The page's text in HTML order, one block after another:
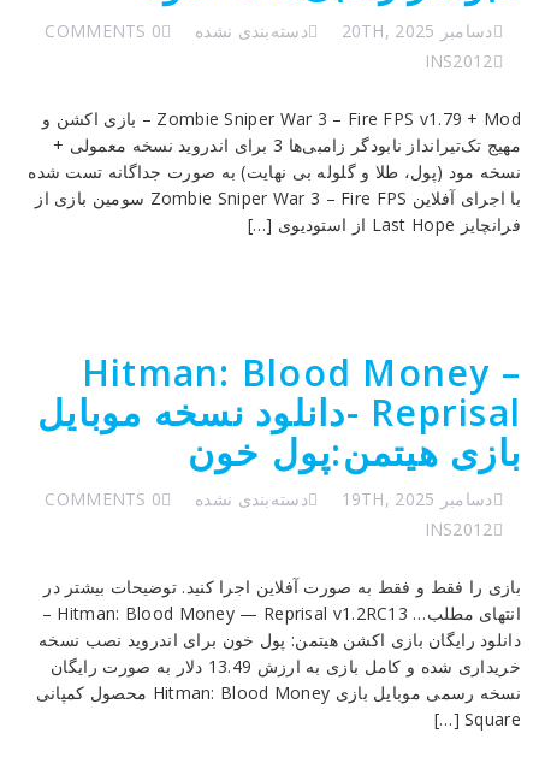
دسامبر 20TH, 2025 دسته‌بندی نشده
0 COMMENTS
INS2012
Zombie Sniper War 3 – Fire FPS v1.79 + Mod – بازی اکشن و
مهیج تک‌تیرانداز نابودگر زامبی‌ها 3 برای اندروید نسخه معمولی +
نسخه مود (پول، طلا و گلوله بی نهایت) به صورت جداگانه تست شده
با اجرای آفلاین Zombie Sniper War 3 – Fire FPS سومین بازی از
فرانچایز Last Hope از استودیوی […]
Hitman: Blood Money –
Reprisal -دانلود نسخه موبایل
بازی هیتمن:پول خون
دسامبر 19TH, 2025 دسته‌بندی نشده
0 COMMENTS
INS2012
بازی را فقط و فقط به صورت آفلاین اجرا کنید. توضیحات بیشتر در
انتهای مطلب… Hitman: Blood Money — Reprisal v1.2RC13 –
دانلود رایگان بازی اکشن هیتمن: پول خون برای اندروید نصب نسخه
خریداری شده و کامل بازی به ارزش 13.49 دلار به صورت رایگان
نسخه رسمی موبایل بازی Hitman: Blood Money محصول کمپانی
Square […]